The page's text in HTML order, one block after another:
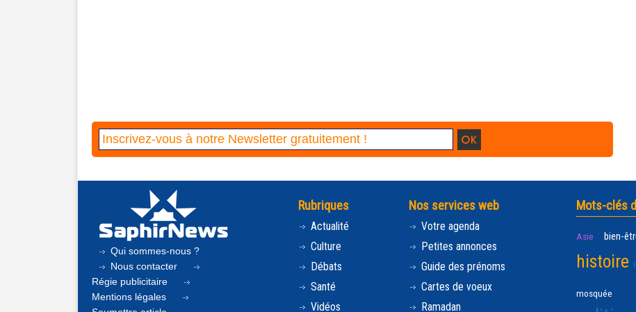
Qui sommes-nous ?
Nous contacter
Régie publicitaire
Mentions légales
Rubriques
Actualité
Culture
Débats
Santé
Vidéos
Nos services web
Votre agenda
Petites annonces
Guide des prénoms
Cartes de voeux
Ramadan
Mots-clés
Asie bien-
histoire
mosquée